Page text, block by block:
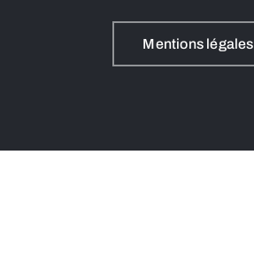
Mentions légales